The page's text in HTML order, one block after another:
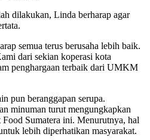
dilakukan, Linda berharap agar
semua terus berusaha lebih baik.
dari sekian koperasi kota
penghargaan terbaik dari UMKM
pun beranggapan serupa.
minuman turut mengungkapkan
Food Sumatera ini. Menurutnya, hal
lebih diperhatikan masyarakat.